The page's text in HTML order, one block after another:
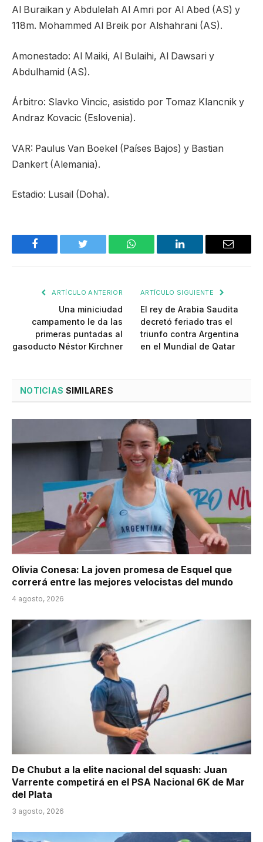
Al Buraikan y Abdulelah Al Amri por Al Abed (AS) y
118m. Mohammed Al Breik por Alshahrani (AS).
Amonestado: Al Maiki, Al Bulaihi, Al Dawsari y
Abdulhamid (AS).
Árbitro: Slavko Vincic, asistido por Tomaz Klancnik y
Andraz Kovacic (Eslovenia).
VAR: Paulus Van Boekel (Países Bajos) y Bastian
Dankert (Alemania).
Estadio: Lusail (Doha).
Facebook Twitter WhatsApp LinkedIn Email
ARTÍCULO ANTERIOR
Una miniciudad
campamento le da las
primeras puntadas al
gasoducto Néstor Kirchner
ARTÍCULO SIGUIENTE
El rey de Arabia Saudita
decretó feriado tras el
triunfo contra Argentina
en el Mundial de Qatar
NOTICIAS SIMILARES
Olivia Conesa: La joven promesa de Esquel que
correrá entre las mejores velocistas del mundo
4 agosto, 2026
De Chubut a la elite nacional del squash: Juan
Varrente competirá en el PSA Nacional 6K de Mar
del Plata
3 agosto, 2026